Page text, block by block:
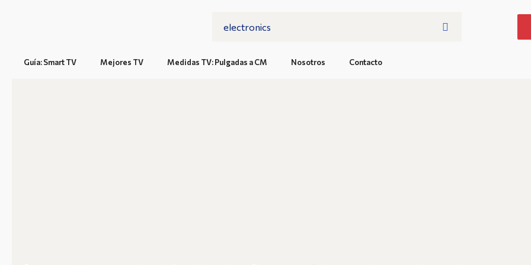
Guía: Smart TV Mejores TV Medidas TV: Pulgadas a CM Nosotros Contacto